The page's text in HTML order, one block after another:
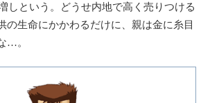
しという。どうせ内地で高く売りつける
の生命にかかわるだけに、親は金に糸目
…。